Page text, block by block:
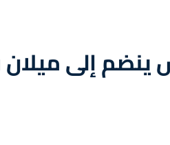
ينضم إلى